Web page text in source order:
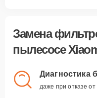
Замена
пылесосе
Диагностика
даже при отказе